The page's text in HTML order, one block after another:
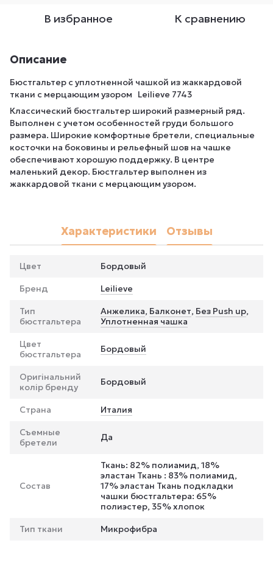
В избранное К сравнению
Описание
Бюстгальтер с уплотненной чашкой из жаккардовой
ткани с мерцающим узором Leilieve 7743
Классический бюстгальтер широкий размерный ряд.
Выполнен с учетом особенностей груди большого
размера. Широкие комфортные бретели, специальные
косточки на боковины и рельефный шов на чашке
обеспечивают хорошую поддержку. В центре
маленький декор. Бюстгальтер выполнен из
жаккардовой ткани с мерцающим узором.
Характеристики Отзывы
Цвет Бордовый
Бренд Leilieve
Тип
бюстгальтера
Анжелика, Балконет, Без Push up,
Уплотненная чашка
Цвет
бюстгальтера
Бордовый
Оригінальний
колір бренду
Бордовый
Страна Италия
Съемные
бретели
Да
Состав
Ткань: 82% полиамид, 18%
эластан Ткань : 83% полиамид,
17% эластан Ткань подкладки
чашки бюстгальтера: 65%
полиэстер, 35% хлопок
Тип ткани Микрофибра